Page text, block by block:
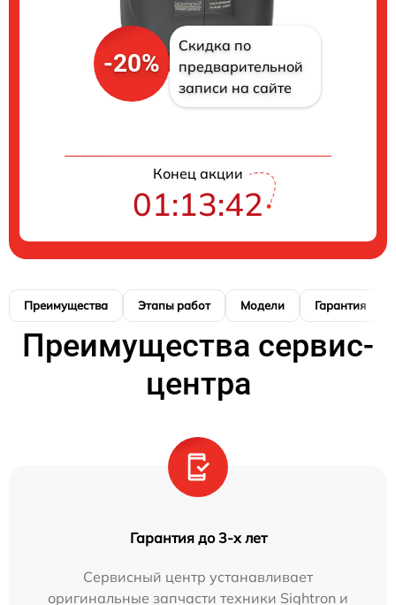
-20%
Скидка по
предварительной
записи на сайте
Конец акции
01:13:41
Преимущества Этапы работ Модели Гарантия
Преимущества сервис-
центра
Гарантия до 3-х лет
Сервисный центр устанавливает
оригинальные запчасти техники Sightron и